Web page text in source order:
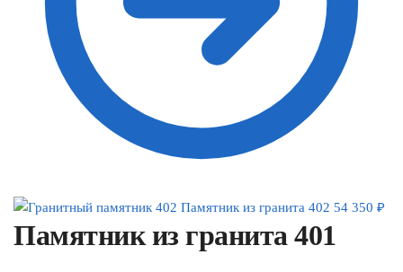
Памятник из гранита 402 54 350 ₽
Памятник из гранита 401